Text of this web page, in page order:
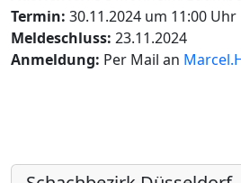
Termin: 30.11.2024 um 11:00 Uhr
Meldeschluss: 23.11.2024
Anmeldung: Per Mail an